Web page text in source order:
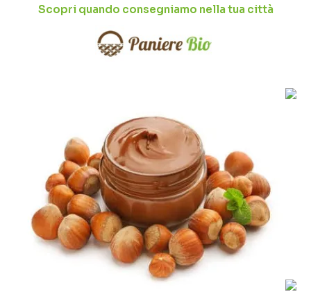
Scopri quando consegniamo nella tua città